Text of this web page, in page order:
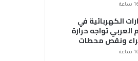
الكهربائية في
العربي تواجه حرارة
ونقص محطات